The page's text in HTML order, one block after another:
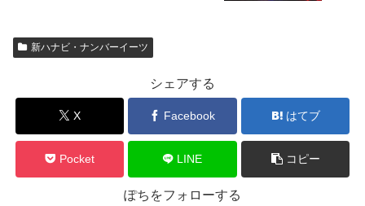
新ハナビ・ナンバーイーツ
シェアする
X Facebook はてブ
Pocket LINE コピー
ぽちをフォローする